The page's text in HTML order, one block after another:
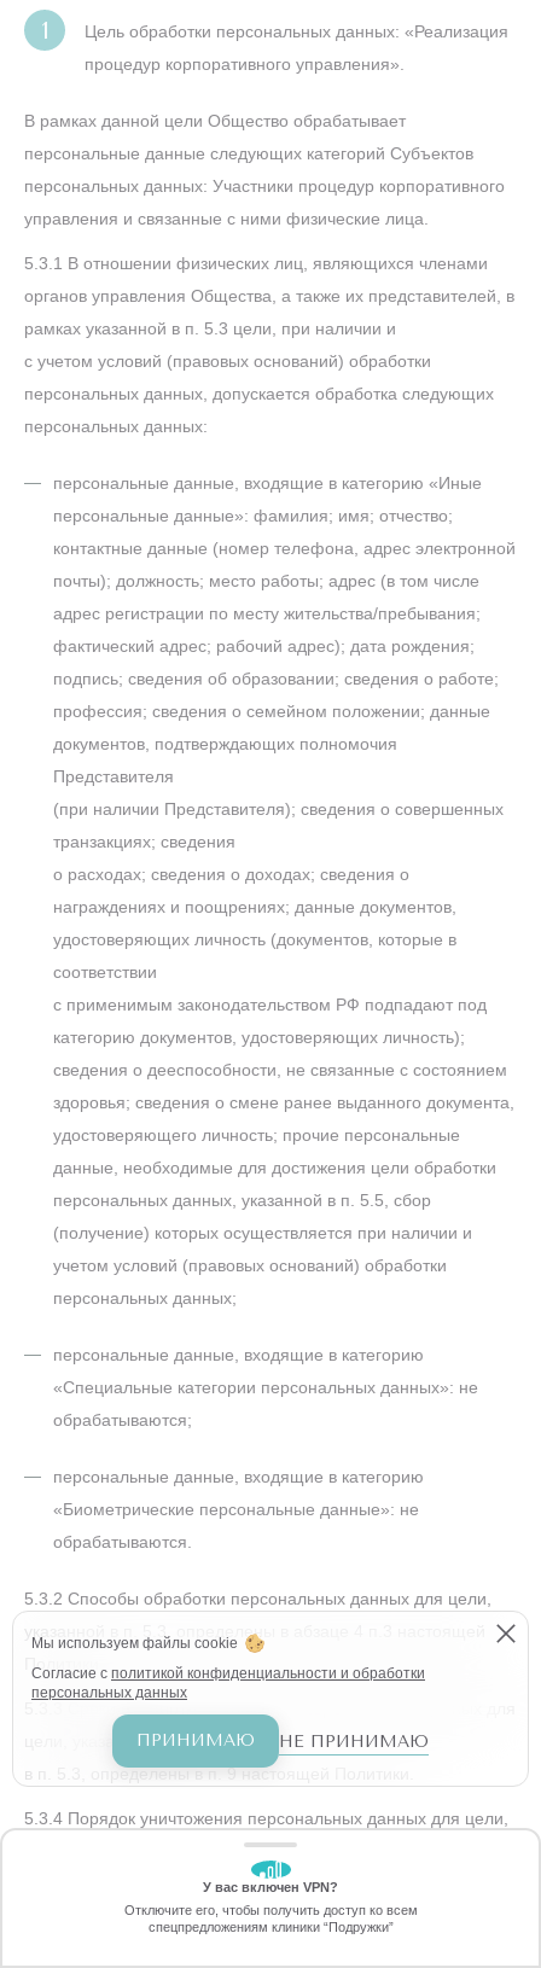
Цель обработки персональных данных: «Реализация
процедур корпоративного управления».
В рамках данной цели Общество обрабатывает
персональные данные следующих категорий Субъектов
персональных данных: Участники процедур корпоративного
управления и связанные с ними физические лица.
5.3.1 В отношении физических лиц, являющихся членами
органов управления Общества, а также их представителей, в
рамках указанной в п. 5.3 цели, при наличии и
с учетом условий (правовых оснований) обработки
персональных данных, допускается обработка следующих
персональных данных:
персональные данные, входящие в категорию «Иные
персональные данные»: фамилия; имя; отчество;
контактные данные (номер телефона, адрес электронной
почты); должность; место работы; адрес (в том числе
адрес регистрации по месту жительства/пребывания;
фактический адрес; рабочий адрес); дата рождения;
подпись; сведения об образовании; сведения о работе;
профессия; сведения о семейном положении; данные
документов, подтверждающих полномочия
Представителя
(при наличии Представителя); сведения о совершенных
транзакциях; сведения
о расходах; сведения о доходах; сведения о
награждениях и поощрениях; данные документов,
удостоверяющих личность (документов, которые в
соответствии
с применимым законодательством РФ подпадают под
категорию документов, удостоверяющих личность);
сведения о дееспособности, не связанные с состоянием
здоровья; сведения о смене ранее выданного документа,
удостоверяющего личность; прочие персональные
данные, необходимые для достижения цели обработки
персональных данных, указанной в п. 5.5, сбор
(получение) которых осуществляется при наличии и
учетом условий (правовых оснований) обработки
персональных данных;
персональные данные, входящие в категорию
«Специальные категории персональных данных»: не
обрабатываются;
персональные данные, входящие в категорию
«Биометрические персональные данные»: не
обрабатываются.
5.3.2 Способы обработки персональных данных для цели,
указанной в п. 5.3, определены в абзаце 4 п.3 настоящей
Политики.
цели, указанной
в п. 5.3, определены в п. 9 настоящей Политики.
5.3.4 Порядок уничтожения персональных данных для цели,
указанной в п. 5.3, определен в п. 13 настоящей Политики.
Цель обработки персональных данных:
«Организация, обеспечение и регулирование
Позвоните
ЗАБЕРИТЕ СКИДКУ
70%
Мы используем файлы cookie
Согласие с политикой конфиденциальности и обработки
персональных данных
ПРИНИМАЮ НЕ ПРИНИМАЮ
У вас включен VPN?
Отключите его, чтобы получить доступ ко всем
спецпредложениям клиники “Подружки”